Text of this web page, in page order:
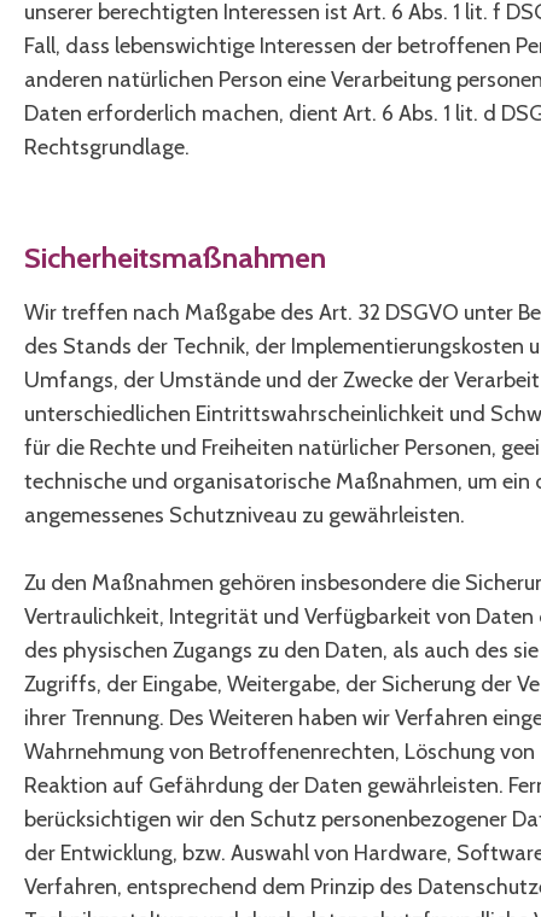
unserer berechtigten Interessen ist Art. 6 Abs. 1 lit. f
Fall, dass lebenswichtige Interessen der betroffenen
anderen natürlichen Person eine Verarbeitung
Daten erforderlich machen, dient Art. 6 Abs. 1 lit. d
Rechtsgrundlage.
Sicherheitsmaßnahmen
Wir treffen nach Maßgabe des Art. 32 DSGVO unter
des Stands der Technik, der Implementierungskosten
Umfangs, der Umstände und der Zwecke der
unterschiedlichen Eintrittswahrscheinlichkeit und
für die Rechte und Freiheiten natürlicher Personen,
technische und organisatorische Maßnahmen, um ein
angemessenes Schutzniveau zu gewährleisten.
Zu den Maßnahmen gehören insbesondere die
Vertraulichkeit, Integrität und Verfügbarkeit von Daten
des physischen Zugangs zu den Daten, als auch des
Zugriffs, der Eingabe, Weitergabe, der Sicherung der
ihrer Trennung. Des Weiteren haben wir Verfahren
Wahrnehmung von Betroffenenrechten, Löschung
Reaktion auf Gefährdung der Daten gewährleisten.
berücksichtigen wir den Schutz personenbezogener
der Entwicklung, bzw. Auswahl von Hardware,
Verfahren, entsprechend dem Prinzip des